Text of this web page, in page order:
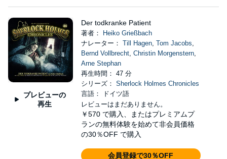
プレビューの
再生
Der todkranke Patient
著者：
Heiko Grießbach
ナレーター： Till Hagen, Tom Jacobs,
Bernd Vollbrecht, Christin Morgenstern,
Arne Stephan
再生時間： 47 分
シリーズ： Sherlock Holmes Chronicles
言語： ドイツ語
レビューはまだありません。
￥570 で購入、またはプレミアムプ
ランの無料体験を始めて非会員価格
の30％OFF で購入
会員登録で30％OFF